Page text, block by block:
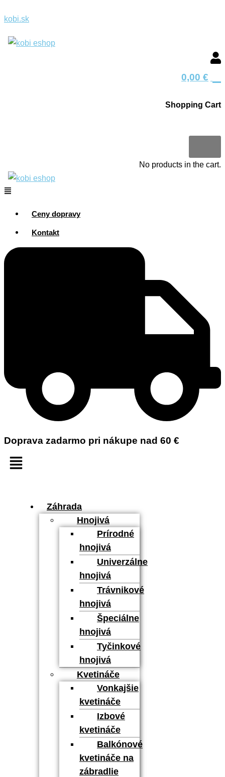
na
kobi.sk
0,00 €
Shopping Cart
No products in the cart.
Ceny dopravy
Kontakt
Doprava zadarmo pri nákupe nad 60 €
Záhrada
Hnojivá
Prírodné
hnojivá
Univerzálne
hnojivá
Trávnikové
hnojivá
Špeciálne
hnojivá
Tyčinkové
hnojivá
Kvetináče
Vonkajšie
kvetináče
Izbové
kvetináče
Balkónové
kvetináče na
zábradlie
produkt
produkt
jablčný
jabloní
znamená
NPK